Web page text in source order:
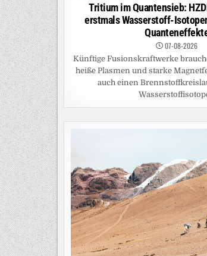
Tritium im Quantensieb:
erstmals Wasserstoff-
07-08-2026
Künftige Fusionskraftwerke
heiße Plasmen und starke
auch einen